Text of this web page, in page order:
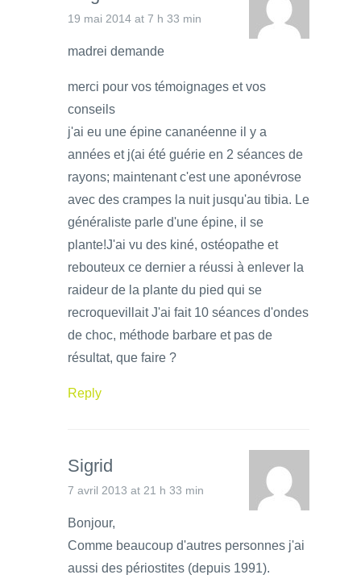
19 mai 2014 at 7 h 33 min
madrei demande
merci pour vos témoignages et vos
conseils
j'ai eu une épine cananéenne il y a
années et j(ai été guérie en 2 séances de
rayons; maintenant c'est une aponévrose
avec des crampes la nuit jusqu'au tibia. Le
généraliste parle d'une épine, il se
plante!J'ai vu des kiné, ostéopathe et
rebouteux ce dernier a réussi à enlever la
raideur de la plante du pied qui se
recroquevillait J'ai fait 10 séances d'ondes
de choc, méthode barbare et pas de
résultat, que faire ?
Reply
Sigrid
7 avril 2013 at 21 h 33 min
Bonjour,
Comme beaucoup d'autres personnes j'ai
aussi des périostites (depuis 1991).